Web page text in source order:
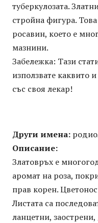
туберкулозата.
стройна фигура.
росавин, което е
мазнини.
Забележка: Тази
използвате каквито
със своя лекар!
Други имена:
Описание:
Златовръх е
аромат на роза,
прав корен.
Листата са
ланцетни,